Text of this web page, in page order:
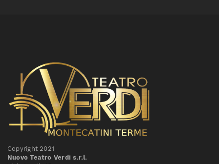
Copyright 2021
Nuovo Teatro Verdi s.r.l.